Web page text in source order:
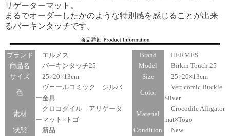
リゲーターマット。
まるでオーダーしたかのような特別感を感じることが出来
るバーキンタッチです。
ブランド
エルメス
商品名
バーキンタッチ25
サイズ
25×20×13cm
色
ヴェールコミック シルバ
ー金具
素材
クロコダイル アリゲータ
ーマット×トゴ
状態
新品
Brand
HERMES
Model
Birkin Touch 25
Size
25×20×13cm
Color
Vert comic Buckle
Silver
Material
Crocodile Alligator
mat×Togo
Condition
New